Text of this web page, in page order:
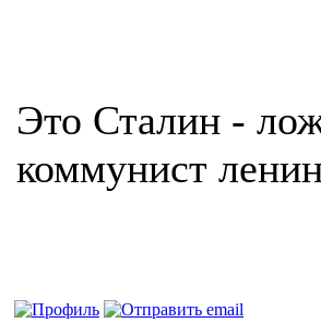
Это Сталин -
коммунист